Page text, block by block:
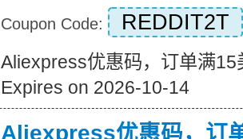
Coupon Code: REDDIT2T
Aliexpress优惠码，订单满15
Expires on 2026-10-14
Aliexpress优惠码，订